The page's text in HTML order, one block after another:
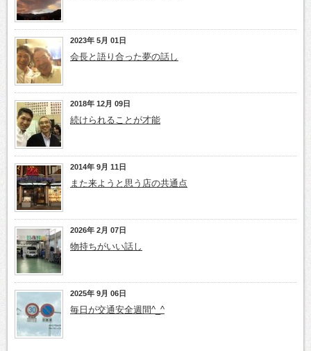
2023年 5月 01日
会長と語り合った夢の話し
2018年 12月 09日
続けられることが才能
2014年 9月 11日
また来ようと思う店の共通点
2026年 2月 07日
物持ちがいい話し
2025年 9月 06日
毎日が交通安全週間^_^